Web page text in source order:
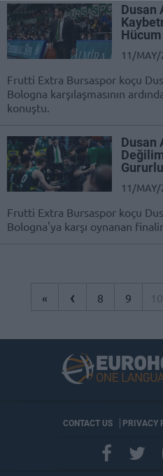
Dusan
Hücum
11/MAY/
Frutti Extra Bursaspor koçu
Bologna karşılaşmasının
konuştu.
Dusan
11/MAY/
Frutti Extra Bursaspor koçu
Bologna'ya karşı oynanan
« ‹ 8 9 10
CONTACT US PRIVACY